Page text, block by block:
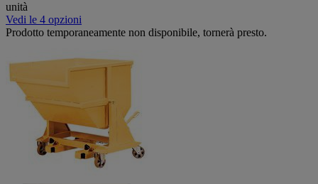
unità
Vedi le 4 opzioni
Prodotto temporaneamente non disponibile, tornerà presto.